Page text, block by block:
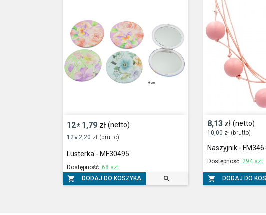
12* 1,79 zł (netto)
12 * 2,20 zł (brutto)
Lusterka - MF30495
Dostępność: 68 szt.
 DODAJ DO KOSZYKA 
8,13 zł (netto)
10,00 zł (brutto)
Naszyjnik -
Dostępność: 294 szt.
 DODAJ DO